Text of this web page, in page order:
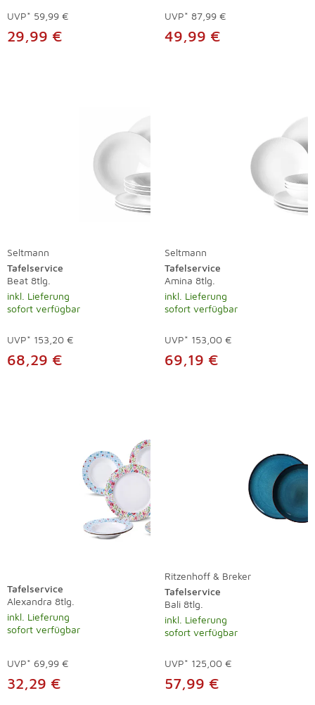
UVP* 59,99 €
29,99 €
UVP* 87,99 €
49,99 €
Seltmann
Tafelservice
Beat 8tlg.
inkl. Lieferung
sofort verfügbar
UVP* 153,20 €
68,29 €
Seltmann
Tafelservice
Amina 8tlg.
inkl. Lieferung
sofort verfügbar
UVP* 153,00 €
69,19 €
Tafelservice
Alexandra 8tlg.
inkl. Lieferung
sofort verfügbar
UVP* 69,99 €
32,29 €
Ritzenhoff & Breker
Tafelservice
Bali 8tlg.
inkl. Lieferung
sofort verfügbar
UVP* 125,00 €
57,99 €